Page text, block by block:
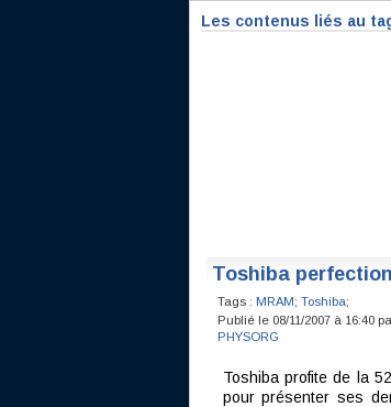
Les contenus liés au
Toshiba
Tags : MRAM; Toshiba;
Publié le 08/11/2007 à 16:40
PHYSORG
Toshiba profite de la
pour présenter ses